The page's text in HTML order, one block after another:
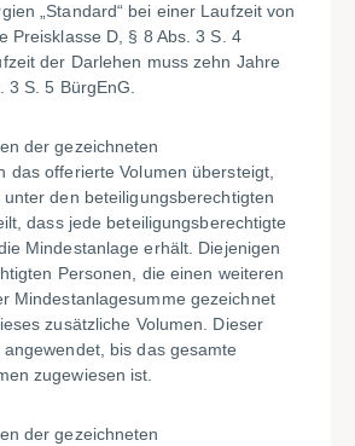
„Standard“ bei einer Laufzeit von
Preisklasse D, § 8 Abs. 3 S. 4
der Darlehen muss zehn Jahre
3 S. 5 BürgEnG.
der gezeichneten
das offerierte Volumen übersteigt,
den beteiligungsberechtigten
dass jede beteiligungsberechtigte
Mindestanlage erhält. Diejenigen
Personen, die einen weiteren
Mindestanlagesumme gezeichnet
zusätzliche Volumen. Dieser
bis das gesamte
zugewiesen ist.
der gezeichneten